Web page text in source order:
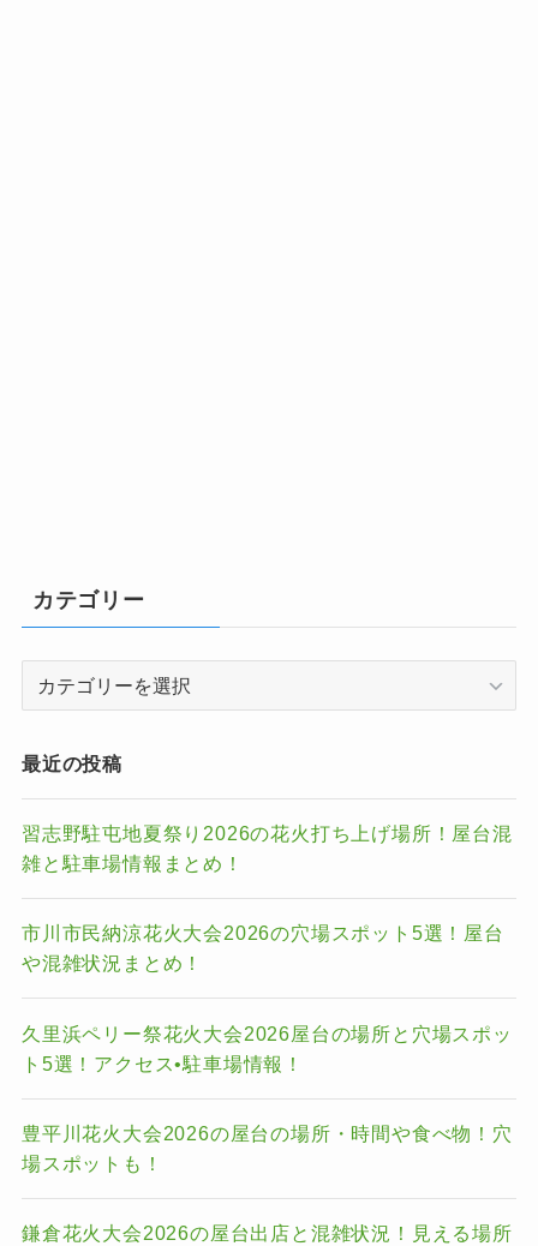
カテゴリー
リ
最近の投稿
習志野駐屯地夏祭り2026の花火打ち上げ場所！屋台混
雑と駐車場情報まとめ！
市川市民納涼花火大会2026の穴場スポット5選！屋台
や混雑状況まとめ！
久里浜ペリー祭花火大会2026屋台の場所と穴場スポッ
ト5選！アクセス•駐車場情報！
豊平川花火大会2026の屋台の場所・時間や食べ物！穴
場スポットも！
鎌倉花火大会2026の屋台出店と混雑状況！見える場所